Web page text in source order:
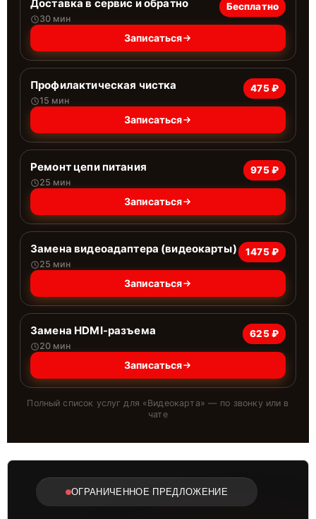
Доставка в сервис и обратно
30 мин
Бесплатно
Записаться
Профилактическая чистка
15 мин
475 ₽
Записаться
Ремонт цепи питания
25 мин
975 ₽
Записаться
Замена видеоадаптера (видеокарты)
25 мин
1475 ₽
Записаться
Замена HDMI-разъема
20 мин
625 ₽
Записаться
Полный список услуг для «Видеокарта» — по звонку или в
чате
ОГРАНИЧЕННОЕ ПРЕДЛОЖЕНИЕ